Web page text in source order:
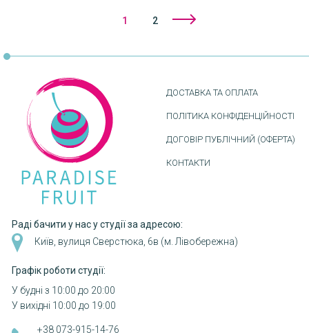
сторінки
1 2
ДОСТАВКА ТА ОПЛАТА
ПОЛІТИКА КОНФІДЕНЦІЙНОСТІ
ДОГОВІР ПУБЛІЧНИЙ (ОФЕРТА)
КОНТАКТИ
Раді бачити у нас у студії за адресою:
Київ, вулиця Сверстюка, 6в (м. Лівобережна)
Графік роботи студії:
У будні з 10:00 до 20:00
У вихідні 10:00 до 19:00
+38 073-915-14-76